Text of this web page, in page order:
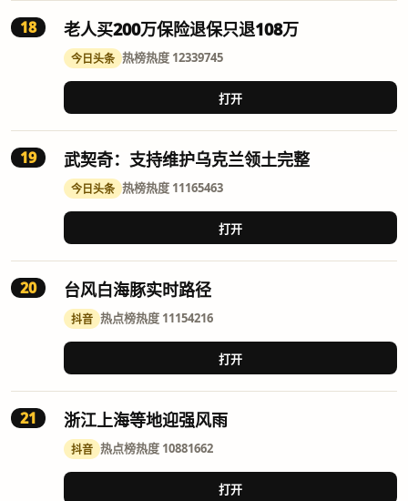
18 老人买200万保险退保只退108万
今日头条 热榜热度 12339745
打开
19 武契奇：支持维护乌克兰领土完整
今日头条 热榜热度 11165463
打开
20 台风白海豚实时路径
抖音 热点榜热度 11154216
打开
21 浙江上海等地迎强风雨
抖音 热点榜热度 10881662
打开